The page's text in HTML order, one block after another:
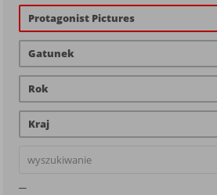
Protagonist Pictures
Gatunek
Rok
Kraj